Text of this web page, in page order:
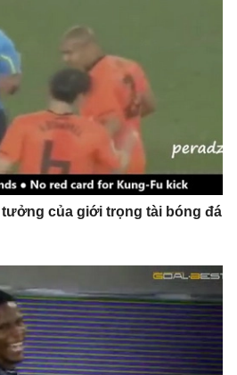
của giới trọng tài bóng đá